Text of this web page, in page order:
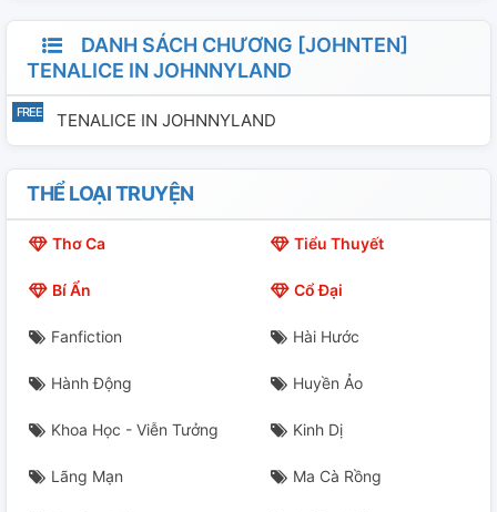
DANH SÁCH CHƯƠNG [JOHNTEN]
TENALICE IN JOHNNYLAND
TENALICE IN JOHNNYLAND
THỂ LOẠI TRUYỆN
Thơ Ca Tiểu Thuyết
Bí Ẩn Cổ Đại
Fanfiction Hài Hước
Hành Động Huyền Ảo
Khoa Học - Viễn Tưởng Kinh Dị
Lãng Mạn Ma Cà Rồng